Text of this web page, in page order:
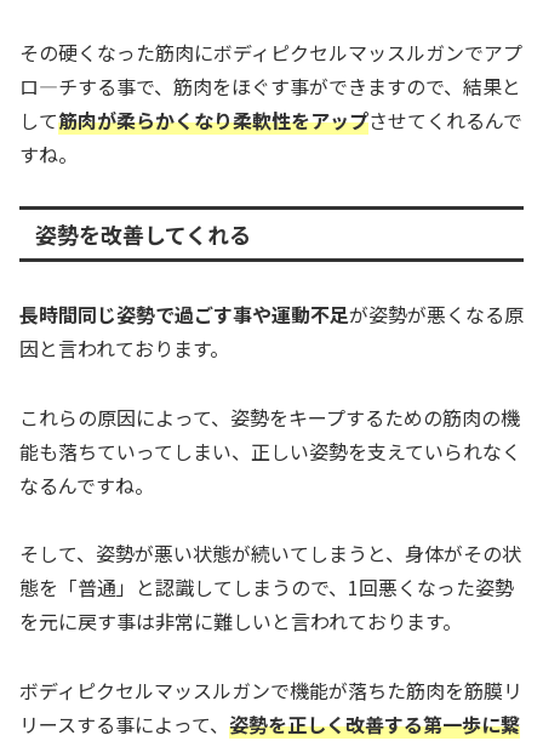
その硬くなった筋肉にボディピクセルマッスルガンでアプ
ロ―チする事で、筋肉をほぐす事ができますので、結果と
して筋肉が柔らかくなり柔軟性をアップさせてくれるんで
すね。
姿勢を改善してくれる
長時間同じ姿勢で過ごす事や運動不足が姿勢が悪くなる原
因と言われております。
これらの原因によって、姿勢をキープするための筋肉の機
能も落ちていってしまい、正しい姿勢を支えていられなく
なるんですね。
そして、姿勢が悪い状態が続いてしまうと、身体がその状
態を「普通」と認識してしまうので、1回悪くなった姿勢
を元に戻す事は非常に難しいと言われております。
ボディピクセルマッスルガンで機能が落ちた筋肉を筋膜リ
リースする事によって、 姿勢を正しく改善する第一歩に繋